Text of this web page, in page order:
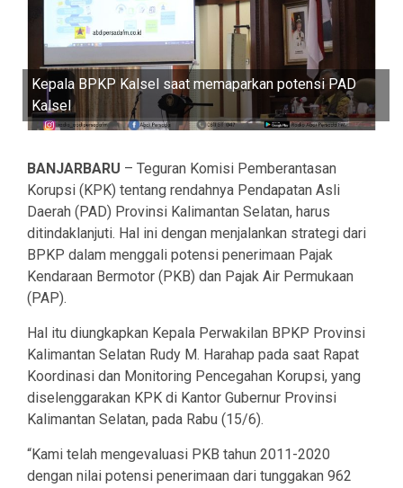
Kepala BPKP Kalsel saat memaparkan potensi PAD
Kalsel
BANJARBARU – Teguran Komisi Pemberantasan
Korupsi (KPK) tentang rendahnya Pendapatan Asli
Daerah (PAD) Provinsi Kalimantan Selatan, harus
ditindaklanjuti. Hal ini dengan menjalankan strategi dari
BPKP dalam menggali potensi penerimaan Pajak
Kendaraan Bermotor (PKB) dan Pajak Air Permukaan
(PAP).
Hal itu diungkapkan Kepala Perwakilan BPKP Provinsi
Kalimantan Selatan Rudy M. Harahap pada saat Rapat
Koordinasi dan Monitoring Pencegahan Korupsi, yang
diselenggarakan KPK di Kantor Gubernur Provinsi
Kalimantan Selatan, pada Rabu (15/6).
“Kami telah mengevaluasi PKB tahun 2011-2020
dengan nilai potensi penerimaan dari tunggakan 962